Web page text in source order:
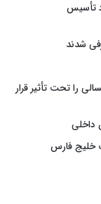
تأسیس
را تحت تأثیر قرار
داخلی
خلیج فارس